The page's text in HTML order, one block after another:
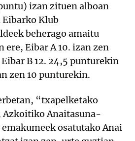
izan zituen alboan
Klub
beherago amaitu
ere, Eibar A 10. izan zen
B 12. 24,5 punturekin
zen 10 punturekin.
“txapelketako
Azkoitiko Anaitasuna-
osatutako Anai